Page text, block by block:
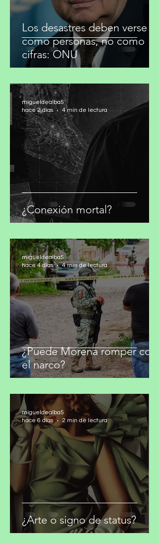
Los desastres deben verse
como personas, no como
cifras: ONU
¿Conexión mortal?
migueldealba5
hace 2 días
4 min de lectura
¿Puede Morena romper con
el narco?
migueldealba5
hace 4 días
4 min de lectura
¿Arte o signo de status?
migueldealba5
hace 6 días
2 min de lectura